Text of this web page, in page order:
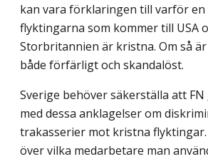
kan vara förklaringen till varför en
flyktingarna som kommer till USA
Storbritannien är kristna. Om så
både förfärligt och skandalöst.
Sverige behöver säkerställa att
med dessa anklagelser om
trakasserier mot kristna flyktingar.
över vilka medarbetare man